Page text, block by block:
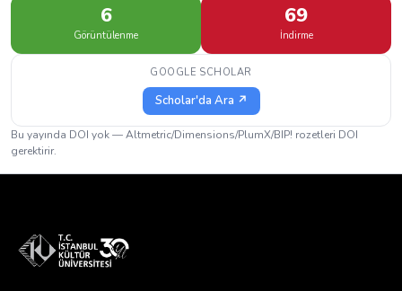
6
Görüntülenme
69
İndirme
GOOGLE SCHOLAR
Scholar'da Ara ↗
Bu yayında DOI yok — Altmetric/Dimensions/PlumX/BIP! rozetleri DOI
gerektirir.